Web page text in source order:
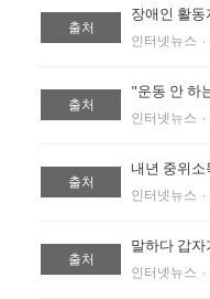
출처
인터넷뉴스 ‧
출처
인터넷뉴스 ‧
출처
인터넷뉴스 ‧
출처
인터넷뉴스 ‧